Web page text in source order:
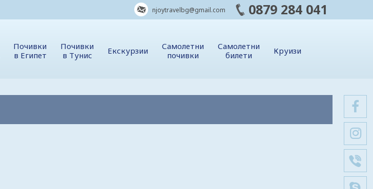
0879 284 041
njoytravelbg@gmail.com
Почивки
в Египет
Почивки
в Тунис
Екскурзии
Самолетни
почивки
Самолетни
билети
Круизи